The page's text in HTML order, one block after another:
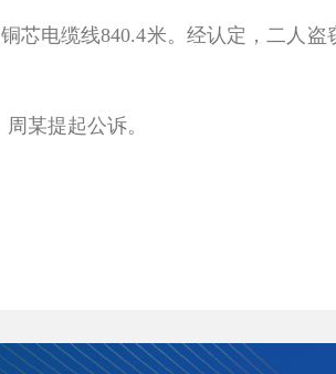
电缆线840.4米。经认定，二人盗
某提起公诉。